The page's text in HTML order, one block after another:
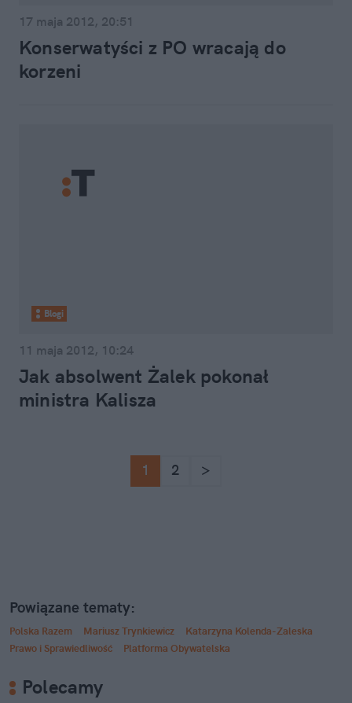
17 maja 2012, 20:51
Konserwatyści z PO wracają do
korzeni
Blogi
11 maja 2012, 10:24
Jak absolwent Żalek pokonał
ministra Kalisza
1 2 >
Powiązane tematy:
Polska Razem Mariusz Trynkiewicz
Katarzyna Kolenda-Zaleska
Prawo i Sprawiedliwość
Platforma Obywatelska
Polecamy